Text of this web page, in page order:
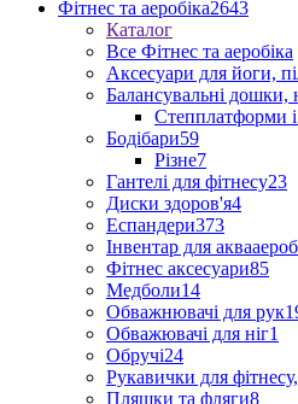
Фітнес та аеробіка2643
Каталог
Все Фітнес та аеробіка
Аксесуари для йоги,
Балансувальні дошки,
Степплатформи
Бодібари59
Різне7
Гантелі для фітнесу23
Диски здоров'я4
Еспандери373
Інвентар для
Фітнес аксесуари85
Медболи14
Обважнювачі для рук
Обважювачі для ніг1
Обручі24
Рукавички для
Пляшки та фляги8